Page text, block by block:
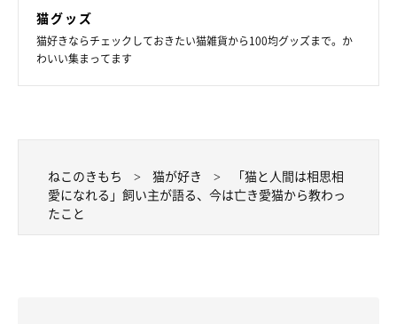
たゆちゃん（左）＆猫助くん（右）写真でも立体感が伝わります！
綿棒アートは口コミで広がっていき、今まで付き合いのなかった
猫グッズ
猫好きならチェックしておきたい猫雑貨から100均グッズまで。か
わいい集まってます
ねこのきもち 猫が好き
「猫と人間は相思相
愛になれる」飼い主が語る、今は亡き愛猫から教わっ
たこと